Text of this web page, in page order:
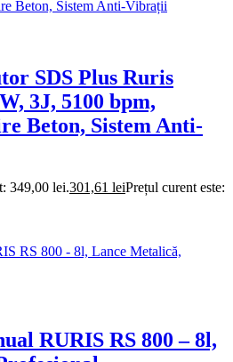
SDS Plus Ruris
3J, 5100 bpm,
Beton, Sistem Anti-
349,00 lei.301,61 leiPrețul curent este:
RURIS RS 800 – 8l,